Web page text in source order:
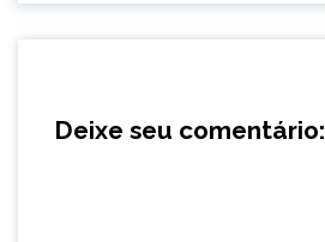
Deixe seu comentário: